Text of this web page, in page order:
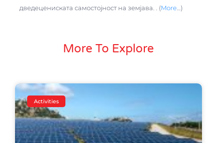
дведецениската самостојност на земјава. . (More…)
More To Explore
Activities